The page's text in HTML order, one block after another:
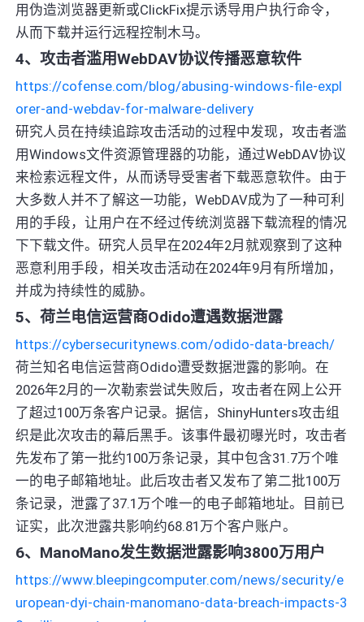
用伪造浏览器更新或ClickFix提示诱导用户执行命令，
从而下载并运行远程控制木马。
4、攻击者滥用WebDAV协议传播恶意软件
https://cofense.com/blog/abusing-windows-file-expl
orer-and-webdav-for-malware-delivery
研究人员在持续追踪攻击活动的过程中发现，攻击者滥
用Windows文件资源管理器的功能，通过WebDAV协议
来检索远程文件，从而诱导受害者下载恶意软件。由于
大多数人并不了解这一功能，WebDAV成为了一种可利
用的手段，让用户在不经过传统浏览器下载流程的情况
下下载文件。研究人员早在2024年2月就观察到了这种
恶意利用手段，相关攻击活动在2024年9月有所增加，
并成为持续性的威胁。
5、荷兰电信运营商Odido遭遇数据泄露
https://cybersecuritynews.com/odido-data-breach/
荷兰知名电信运营商Odido遭受数据泄露的影响。在
2026年2月的一次勒索尝试失败后，攻击者在网上公开
了超过100万条客户记录。据信，ShinyHunters攻击组
织是此次攻击的幕后黑手。该事件最初曝光时，攻击者
先发布了第一批约100万条记录，其中包含31.7万个唯
一的电子邮箱地址。此后攻击者又发布了第二批100万
条记录，泄露了37.1万个唯一的电子邮箱地址。目前已
证实，此次泄露共影响约68.81万个客户账户。
6、ManoMano发生数据泄露影响3800万用户
https://www.bleepingcomputer.com/news/security/e
uropean-dyi-chain-manomano-data-breach-impacts-3